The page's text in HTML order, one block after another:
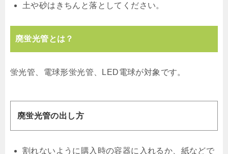
土や砂はきちんと落としてください。
廃蛍光管とは？
蛍光管、電球形蛍光管、LED電球が対象です。
廃蛍光管の出し方
割れないように購入時の容器に入れるか、紙などで